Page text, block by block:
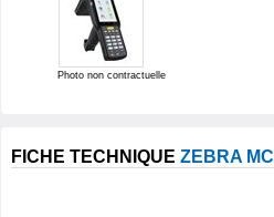
Photo non contractuelle
FICHE TECHNIQUE ZEBRA